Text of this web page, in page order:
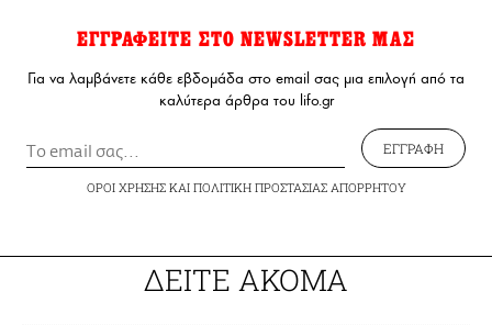
ΕΓΓΡΑΦΕΙΤΕ ΣΤΟ NEWSLETTER ΜΑΣ
Για να λαμβάνετε κάθε εβδομάδα στο email σας μια επιλογή από τα
καλύτερα άρθρα του lifo.gr
ΕΓΓΡΑΦΗ
ΟΡΟΙ ΧΡΗΣΗΣΚΑΙ ΠΟΛΙΤΙΚΗ ΠΡΟΣΤΑΣΙΑΣ ΑΠΟΡΡΗΤΟΥ
ΔΕΙΤΕ ΑΚΟΜΑ